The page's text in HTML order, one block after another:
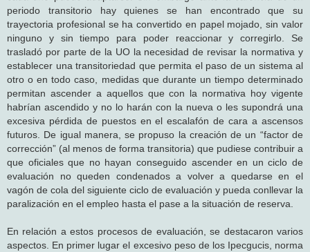
periodo transitorio hay quienes se han encontrado que su
trayectoria profesional se ha convertido en papel mojado, sin valor
ninguno y sin tiempo para poder reaccionar y corregirlo. Se
trasladó por parte de la UO la necesidad de revisar la normativa y
establecer una transitoriedad que permita el paso de un sistema al
otro o en todo caso, medidas que durante un tiempo determinado
permitan ascender a aquellos que con la normativa hoy vigente
habrían ascendido y no lo harán con la nueva o les supondrá una
excesiva pérdida de puestos en el escalafón de cara a ascensos
futuros. De igual manera, se propuso la creación de un “factor de
corrección” (al menos de forma transitoria) que pudiese contribuir a
que oficiales que no hayan conseguido ascender en un ciclo de
evaluación no queden condenados a volver a quedarse en el
vagón de cola del siguiente ciclo de evaluación y pueda conllevar la
paralización en el empleo hasta el pase a la situación de reserva.
En relación a estos procesos de evaluación, se destacaron varios
aspectos. En primer lugar el excesivo peso de los Ipecgucis, norma